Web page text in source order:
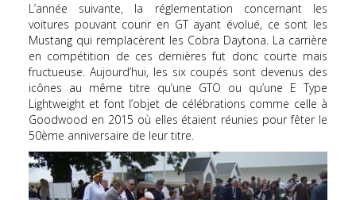
L’année suivante, la réglementation concernant les
voitures pouvant courir en GT ayant évolué, ce sont les
Mustang qui remplacèrent les Cobra Daytona. La carrière
en compétition de ces dernières fut donc courte mais
fructueuse. Aujourd’hui, les six coupés sont devenus des
icônes au même titre qu’une GTO ou qu’une E Type
Lightweight et font l’objet de célébrations comme celle à
Goodwood en 2015 où elles étaient réunies pour fêter le
50ème anniversaire de leur titre.